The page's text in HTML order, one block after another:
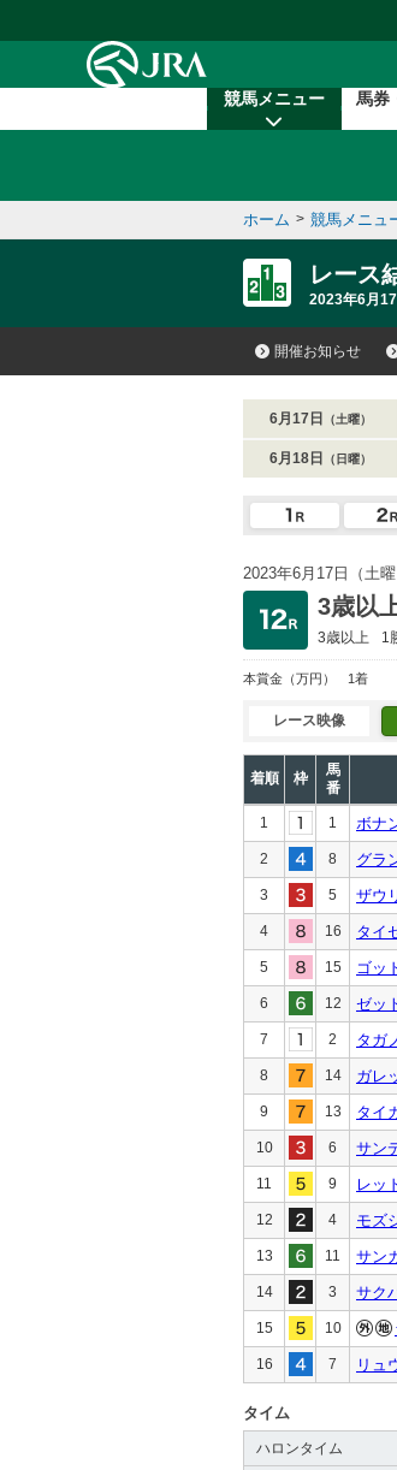
競馬メニュー 馬券
ホーム > 競馬メニュ
レース
2023年6月
開催お知らせ
6月17日 （土曜）
6月18日 （日曜）
2023年6月17日（土
3歳以
3歳以上 1
本賞金 （万円） 1着
レース映像
着順 枠
馬
番
1 1 ボナ
2 8 グラ
3 5 ザウ
4 16 タイ
5 15 ゴッ
6 12 ゼッ
7 2 タガ
8 14 ガレ
9 13 タイ
10 6 サン
11 9 レッ
12 4 モズ
13 11 サン
14 3 サク
15 10
16 7 リュ
タイム
ハロンタイム